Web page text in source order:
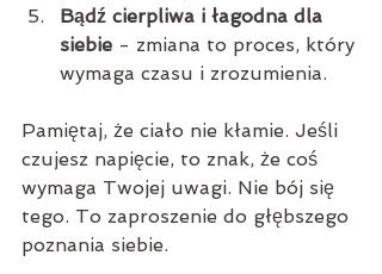
Bądź cierpliwa i łagodna dla
siebie - zmiana to proces, który
wymaga czasu i zrozumienia.
Pamiętaj, że ciało nie kłamie. Jeśli
czujesz napięcie, to znak, że coś
wymaga Twojej uwagi. Nie bój się
tego. To zaproszenie do głębszego
poznania siebie.